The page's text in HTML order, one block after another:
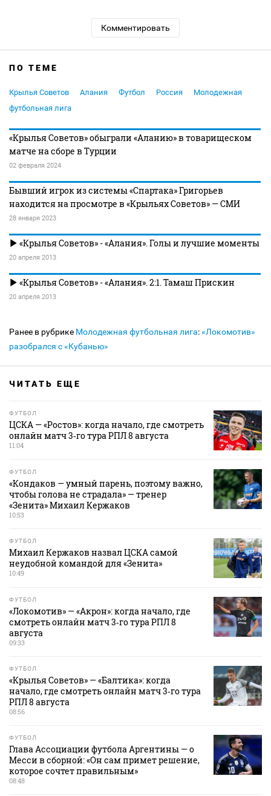
Комментировать
ПО ТЕМЕ
Крылья Советов Алания Футбол Россия
Молодежная
футбольная лига
«Крылья Советов» обыграли «Аланию» в товарищеском
матче на сборе в Турции
02 февраля 2024
Бывший игрок из системы «Спартака» Григорьев
находится на просмотре в «Крыльях Советов» — СМИ
28 января 2023
«Крылья Советов» - «Алания». Голы и лучшие моменты
20 апреля 2013
«Крылья Советов» - «Алания». 2:1. Тамаш Прискин
20 апреля 2013
Ранее в рубрике Молодежная футбольная лига:«Локомотив»
разобрался с «Кубанью»
ЧИТАТЬ ЕЩЕ
ФУТБОЛ
ЦСКА — «Ростов»: когда начало, где смотреть
онлайн матч 3‑го тура РПЛ 8 августа
11:04
ФУТБОЛ
«Кондаков — умный парень, поэтому важно,
чтобы голова не страдала» — тренер
«Зенита» Михаил Кержаков
10:53
ФУТБОЛ
Михаил Кержаков назвал ЦСКА самой
неудобной командой для «Зенита»
10:49
ФУТБОЛ
«Локомотив» — «Акрон»: когда начало, где
смотреть онлайн матч 3‑го тура РПЛ 8
августа
09:33
ФУТБОЛ
«Крылья Советов» — «Балтика»: когда
начало, где смотреть онлайн матч 3‑го тура
РПЛ 8 августа
08:56
ФУТБОЛ
Глава Ассоциации футбола Аргентины — о
Месси в сборной: «Он сам примет решение,
которое сочтет правильным»
08:48